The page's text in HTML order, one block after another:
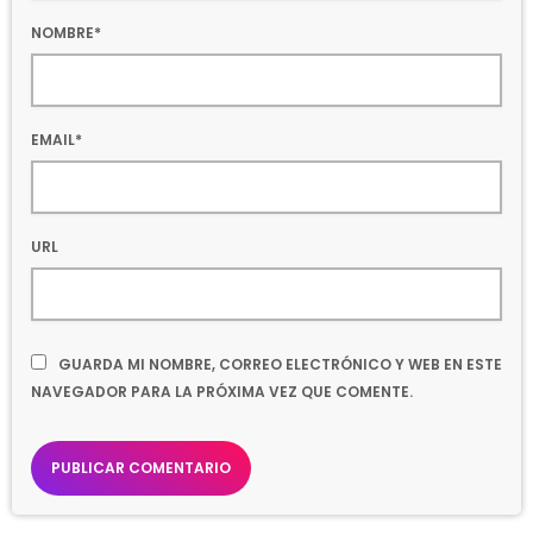
NOMBRE*
EMAIL*
URL
GUARDA MI NOMBRE, CORREO ELECTRÓNICO Y WEB EN ESTE
NAVEGADOR PARA LA PRÓXIMA VEZ QUE COMENTE.